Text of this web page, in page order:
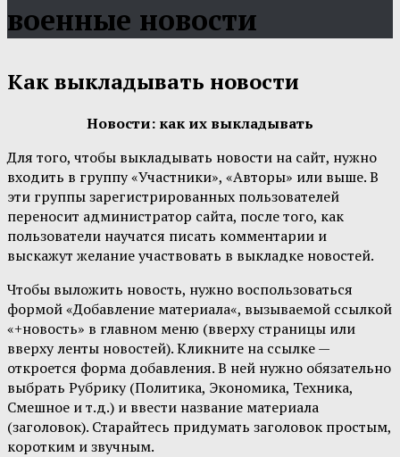
военные новости
Как выкладывать новости
Новости: как их выкладывать
Для того, чтобы выкладывать новости на сайт, нужно
входить в группу «Участники», «Авторы» или выше. В
эти группы зарегистрированных пользователей
переносит администратор сайта, после того, как
пользователи научатся писать комментарии и
выскажут желание участвовать в выкладке новостей.
Чтобы выложить новость, нужно воспользоваться
формой «Добавление материала«, вызываемой ссылкой
«+новость» в главном меню (вверху страницы или
вверху ленты новостей). Кликните на ссылке —
откроется форма добавления. В ней нужно обязательно
выбрать Рубрику (Политика, Экономика, Техника,
Смешное и т.д.) и ввести название материала
(заголовок). Старайтесь придумать заголовок простым,
коротким и звучным.